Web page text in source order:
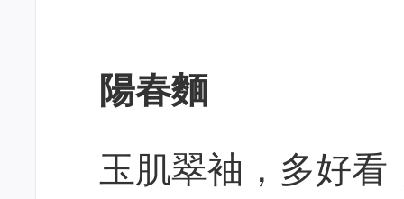
陽春麵
玉肌翠袖，多好看